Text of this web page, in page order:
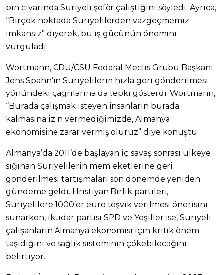
bin civarında Suriyeli şoför çalıştığını söyledi. Ayrıca,
“Birçok noktada Suriyelilerden vazgeçmemiz
imkansız” diyerek, bu iş gücünün önemini
vurguladı.
Wortmann, CDU/CSU Federal Meclis Grubu Başkanı
Jens Spahn’ın Suriyelilerin hızla geri gönderilmesi
yönündeki çağrılarına da tepki gösterdi. Wortmann,
“Burada çalışmak isteyen insanların burada
kalmasına izin vermediğimizde, Almanya
ekonomisine zarar vermiş oluruz” diye konuştu.
Almanya’da 2011’de başlayan iç savaş sonrası ülkeye
sığınan Suriyelilerin memleketlerine geri
gönderilmesi tartışmaları son dönemde yeniden
gündeme geldi. Hristiyan Birlik partileri,
Suriyelilere 1000’er euro teşvik verilmesi önerisini
sunarken, iktidar partisi SPD ve Yeşiller ise, Suriyeli
çalışanların Almanya ekonomisi için kritik önem
taşıdığını ve sağlık sisteminin çökebileceğini
belirtiyor.